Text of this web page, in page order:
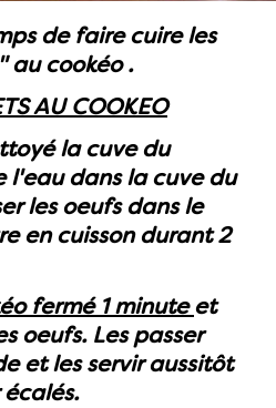
de faire cuire les
au cookéo .
AU COOKEO
la cuve du
l'eau dans la cuve du
les oeufs dans le
en cuisson durant 2
fermé 1 minuteet
oeufs. Les passer
et les servir aussitôt